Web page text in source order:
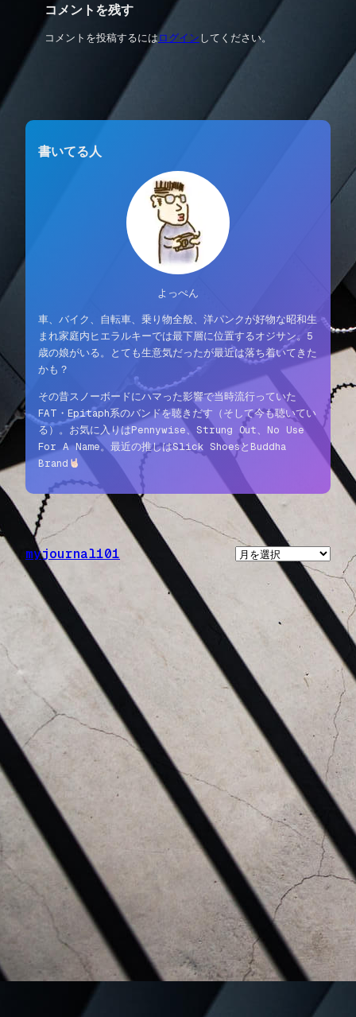
コメントを残す
コメントを投稿するにはログイン してください。
書いてる人
よっぺん
車、バイク、自転車、乗り物全般、洋パンクが好物な昭和生
まれ家庭内ヒエラルキーでは最下層に位置するオジサン。5
歳の娘がいる。とても生意気だったが最近は落ち着いてきた
かも？
その昔スノーボードにハマった影響で当時流行っていた
FAT・Epitaph系のバンドを聴きだす（そして今も聴いてい
る）。お気に入りはPennywise、Strung Out、No Use
For A Name。最近の推しはSlick ShoesとBuddha
Brand
myjournal101
ア